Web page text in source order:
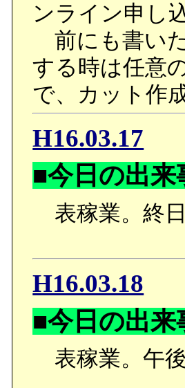
フィー「チャ
ドルフ「折
ブリ課をきち
ドルフが社
発を訪れたフ
ルフに良い顔
ハチマキと
もチャドを引
こなせなかっ
偶然出会っ
する不満を
ンライン申し
前にも書い
する時は任意
で、カット作
H16.03.17
■今日の出来
表稼業。終
H16.03.18
■今日の出来
表稼業。午